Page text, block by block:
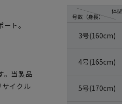
ート。
。当製品
イクル
号数（身長）
体型
3号(160cm)
4号(165cm)
5号(170cm)